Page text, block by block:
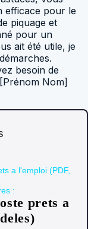
a l'emploi (PDF,
:
prets a